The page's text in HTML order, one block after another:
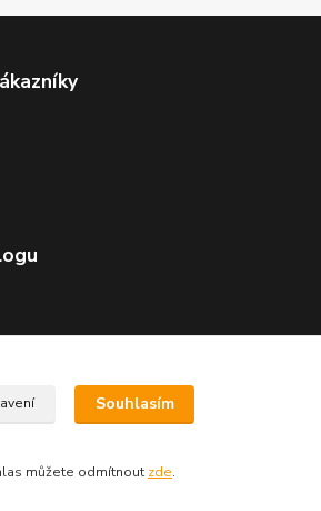
Souhlasím
můžete odmítnout zde.